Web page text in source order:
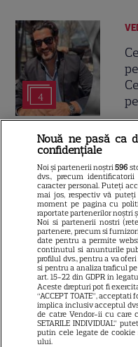
4
7
Nouă ne pasă ca
confidențiale
Noi și partenerii noștri596
dvs., precum
caracter personal. Puteți
mai jos, respectiv vă
moment pe pagina cu
raportate partenerilor noștri
Noi si partenerii nostri
partenere, precum si
date pentru a permite
continutul si anunturile
profilul dvs., pentru a va
si pentru a analiza traficul
art. 15-22 din GDPR in
Aceste drepturi pot fi
“ACCEPT TOATE”,
implica inclusiv acceptul
de catre Vendor-ii cu care
SETARILE INDIVIDUAL”
putin cele legate de
ului.